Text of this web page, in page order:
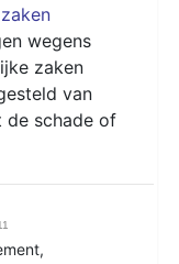
wegens
zaken
van
de schade of
,